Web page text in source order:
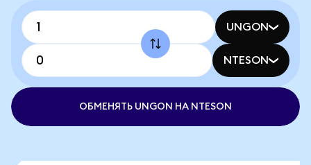
UNGON
NTESON
ОБМЕНЯТЬ UNGON НА NTESON